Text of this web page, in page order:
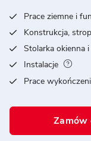
Prace ziemne i
Konstrukcja,
Stolarka okienna
Instalacje
Prace